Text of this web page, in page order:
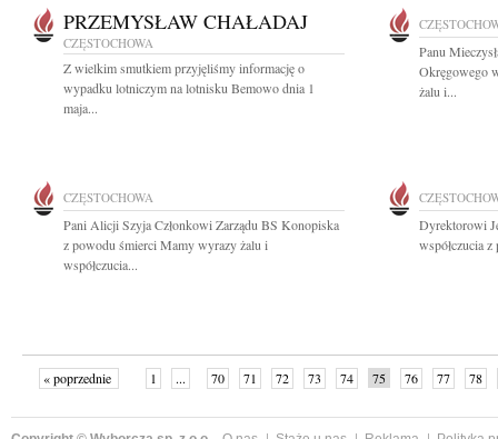
PRZEMYSŁAW CHAŁADAJ
CZĘSTOCHOWA
Z wielkim smutkiem przyjęliśmy informację o
wypadku lotniczym na lotnisku Bemowo dnia 1
maja...
Panu
Okręgowego
żalu i...
CZĘSTOCHOWA
Pani Alicji Szyja Członkowi Zarządu BS Konopiska
z powodu śmierci Mamy wyrazy żalu i
współczucia...
Dyrektorowi
współczucia
« poprzednie 1 ... 70 71 72 73 74 75 76 77
78